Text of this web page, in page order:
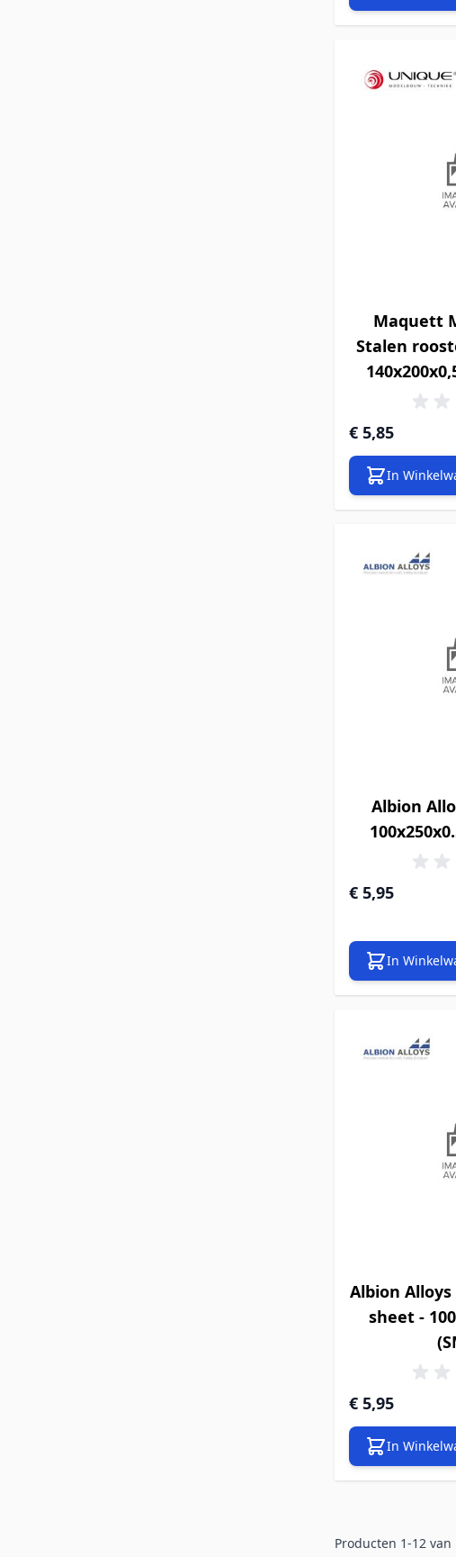
Maquett
Stalen
€ 5,85
In
Albion
€ 5,95
In
Albion
sheet -
€ 5,95
In
Producten 1-12 van